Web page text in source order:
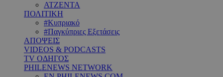
ΑΤΖΕΝΤΑ
ΠΟΛΙΤΙΚΗ
#Κυπριακό
#Παγκύπριες Εξετάσεις
ΑΠΟΨΕΙΣ
VIDEOS & PODCASTS
TV ΟΔΗΓΟΣ
PHILENEWS NETWORK